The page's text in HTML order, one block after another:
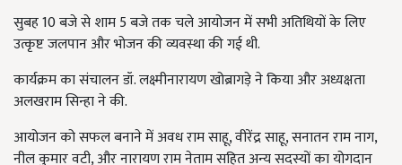
सुबह 10 बजे से शाम 5 बजे तक चले आयोजन में सभी अतिथियों के लिए
उत्कृष्ट जलपान और भोजन की व्यवस्था की गई थी.
कार्यक्रम का संचालन डॉ. लक्ष्मीनारायण खोब्रागड़े ने किया और अध्यक्षता
अलखराम सिन्हा ने की.
आयोजन को सफल बनाने में अवध राम साहू, वीरेंद्र साहू, सनातन राम नाग,
नील कुमार वटी, और नारायण राम नेताम सहित अन्य सदस्यों का योगदान